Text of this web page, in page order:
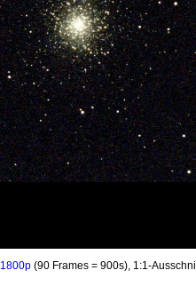
1800p (90 Frames = 900s), 1:1-